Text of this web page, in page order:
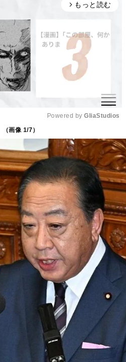
arrow_forward_ios もっと読む
M
u
Powered by GliaStudios
（画像 1/7）